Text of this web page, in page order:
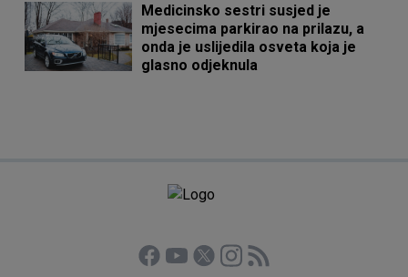
Medicinsko sestri susjed je
mjesecima parkirao na prilazu, a
onda je uslijedila osveta koja je
glasno odjeknula